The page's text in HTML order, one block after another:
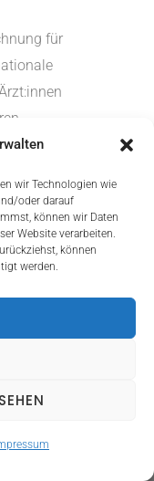
wir Technologien wie
oder darauf
können wir Daten
Website verarbeiten.
können
werden.
für